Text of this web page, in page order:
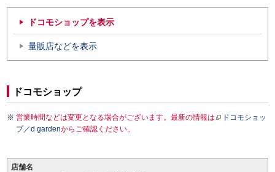
ドコモショップを表示
量販店などを表示
ドコモショップ
営業時間などは変更となる場合がございます。最新の情報は
ドコモショッ
プ／d gardenからご確認ください。
店舗名